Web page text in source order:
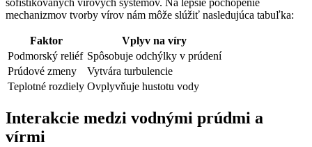
sofistikovaných vírových systémov. Na lepšie pochopenie
mechanizmov tvorby vírov nám môže slúžiť nasledujúca tabuľka:
Faktor
Vplyv na víry
Podmorský reliéf Spôsobuje odchýlky v prúdení
Prúdové zmeny
Vytvára turbulencie
Teplotné rozdiely Ovplyvňuje hustotu vody
Interakcie medzi vodnými prúdmi a
vírmi